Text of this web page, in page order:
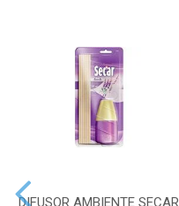
DIFUSOR AMBIENTE SECAR